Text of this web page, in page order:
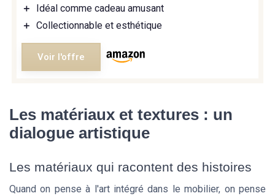
＋
Idéal comme cadeau amusant
＋ Collectionnable et esthétique
Voir l'offre
Les matériaux et textures : un
dialogue artistique
Les matériaux qui racontent des histoires
Quand on pense à l'art intégré dans le mobilier, on pense